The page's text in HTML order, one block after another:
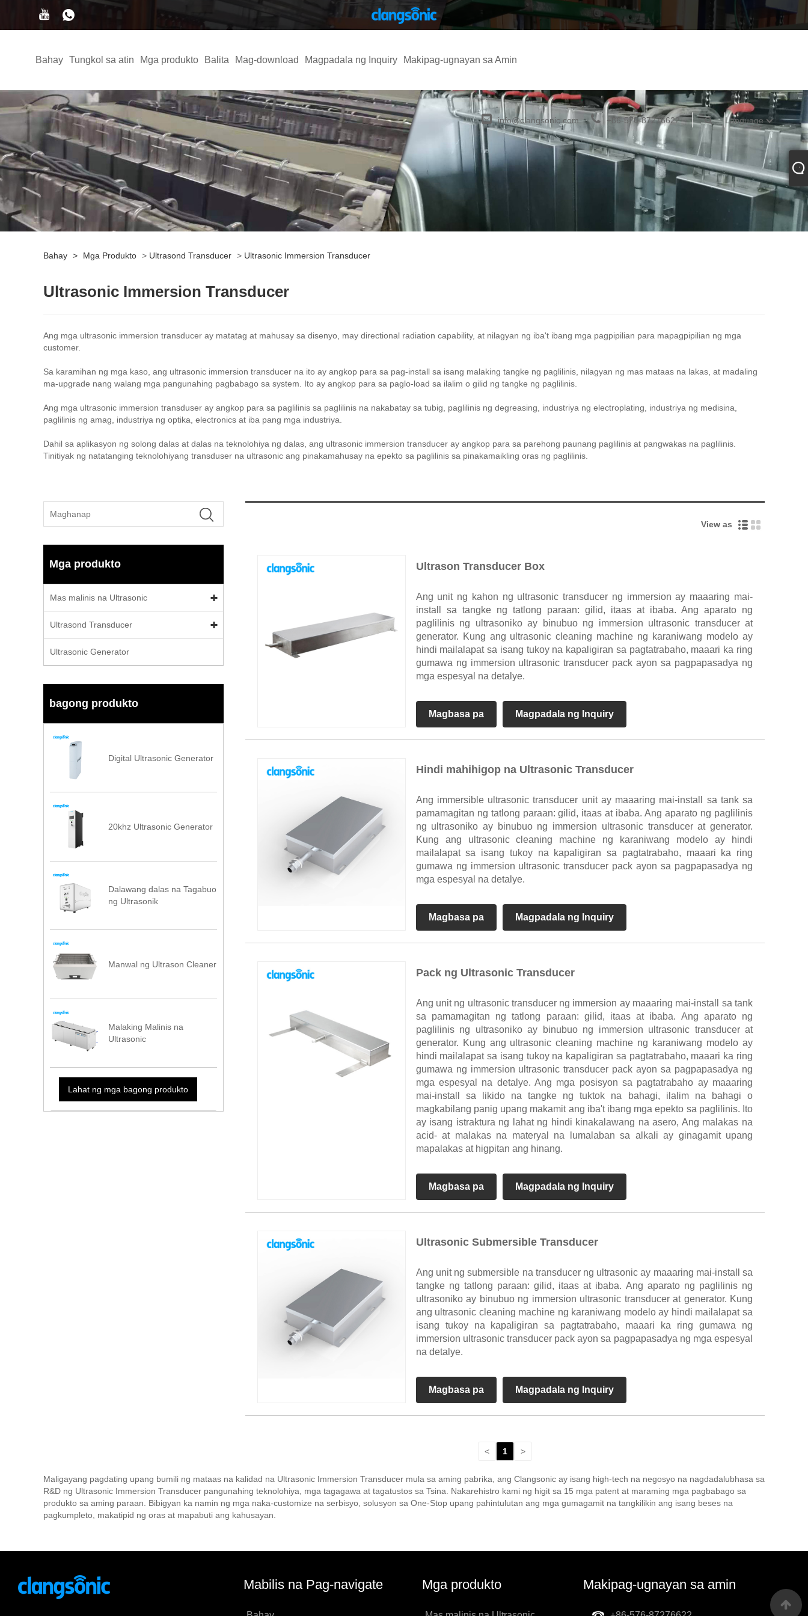
Bahay Tungkol sa atin Mga produkto Balita Mag-download Magpadala ng Inquiry Makipag-ugnayan sa Amin
info@clangsonic.com +86-576-87276622 Language
Bahay > Mga Produkto > Ultrasond Transducer > Ultrasonic Immersion Transducer
Ultrasonic Immersion Transducer
Ang mga ultrasonic immersion transducer ay matatag at mahusay sa disenyo, may directional radiation capability, at nilagyan ng iba't ibang mga pagpipilian para mapagpipilian ng mga
customer.
Sa karamihan ng mga kaso, ang ultrasonic immersion transducer na ito ay angkop para sa pag-install sa isang malaking tangke ng paglilinis, nilagyan ng mas mataas na lakas, at madaling
ma-upgrade nang walang mga pangunahing pagbabago sa system. Ito ay angkop para sa paglo-load sa ilalim o gilid ng tangke ng paglilinis.
Ang mga ultrasonic immersion transduser ay angkop para sa paglilinis sa paglilinis na nakabatay sa tubig, paglilinis ng degreasing, industriya ng electroplating, industriya ng medisina,
paglilinis ng amag, industriya ng optika, electronics at iba pang mga industriya.
Dahil sa aplikasyon ng solong dalas at dalas na teknolohiya ng dalas, ang ultrasonic immersion transducer ay angkop para sa parehong paunang paglilinis at pangwakas na paglilinis.
Tinitiyak ng natatanging teknolohiyang transduser na ultrasonic ang pinakamahusay na epekto sa paglilinis sa pinakamaikling oras ng paglilinis.
Mga produkto
Mas malinis na Ultrasonic
Ultrasond Transducer
Ultrasonic Generator
bagong produkto
Digital Ultrasonic Generator
20khz Ultrasonic Generator
Dalawang dalas na Tagabuo
ng Ultrasonik
Manwal ng Ultrason Cleaner
Malaking Malinis na
Ultrasonic
Lahat ng mga bagong produkto
View as
Ultrason Transducer Box
Ang unit ng kahon ng ultrasonic transducer ng immersion ay maaaring mai-
install sa tangke ng tatlong paraan: gilid, itaas at ibaba. Ang aparato ng
paglilinis ng ultrasoniko ay binubuo ng immersion ultrasonic transducer at
generator. Kung ang ultrasonic cleaning machine ng karaniwang modelo ay
hindi mailalapat sa isang tukoy na kapaligiran sa pagtatrabaho, maaari ka ring
gumawa ng immersion ultrasonic transducer pack ayon sa pagpapasadya ng
mga espesyal na detalye.
Magbasa pa Magpadala ng Inquiry
Hindi mahihigop na Ultrasonic Transducer
Ang immersible ultrasonic transducer unit ay maaaring mai-install sa tank sa
pamamagitan ng tatlong paraan: gilid, itaas at ibaba. Ang aparato ng paglilinis
ng ultrasoniko ay binubuo ng immersion ultrasonic transducer at generator.
Kung ang ultrasonic cleaning machine ng karaniwang modelo ay hindi
mailalapat sa isang tukoy na kapaligiran sa pagtatrabaho, maaari ka ring
gumawa ng immersion ultrasonic transducer pack ayon sa pagpapasadya ng
mga espesyal na detalye.
Magbasa pa Magpadala ng Inquiry
Pack ng Ultrasonic Transducer
Ang unit ng ultrasonic transducer ng immersion ay maaaring mai-install sa tank
sa pamamagitan ng tatlong paraan: gilid, itaas at ibaba. Ang aparato ng
paglilinis ng ultrasoniko ay binubuo ng immersion ultrasonic transducer at
generator. Kung ang ultrasonic cleaning machine ng karaniwang modelo ay
hindi mailalapat sa isang tukoy na kapaligiran sa pagtatrabaho, maaari ka ring
gumawa ng immersion ultrasonic transducer pack ayon sa pagpapasadya ng
mga espesyal na detalye. Ang mga posisyon sa pagtatrabaho ay maaaring
mai-install sa likido na tangke ng tuktok na bahagi, ilalim na bahagi o
magkabilang panig upang makamit ang iba't ibang mga epekto sa paglilinis. Ito
ay isang istraktura ng lahat ng hindi kinakalawang na asero, Ang malakas na
acid- at malakas na materyal na lumalaban sa alkali ay ginagamit upang
mapalakas at higpitan ang hinang.
Magbasa pa Magpadala ng Inquiry
Ultrasonic Submersible Transducer
Ang unit ng submersible na transducer ng ultrasonic ay maaaring mai-install sa
tangke ng tatlong paraan: gilid, itaas at ibaba. Ang aparato ng paglilinis ng
ultrasoniko ay binubuo ng immersion ultrasonic transducer at generator. Kung
ang ultrasonic cleaning machine ng karaniwang modelo ay hindi mailalapat sa
isang tukoy na kapaligiran sa pagtatrabaho, maaari ka ring gumawa ng
immersion ultrasonic transducer pack ayon sa pagpapasadya ng mga espesyal
na detalye.
Magbasa pa Magpadala ng Inquiry
< 1 >
Maligayang pagdating upang bumili ng mataas na kalidad na Ultrasonic Immersion Transducer mula sa aming pabrika, ang Clangsonic ay isang high-tech na negosyo na nagdadalubhasa sa
R&D ng Ultrasonic Immersion Transducer pangunahing teknolohiya, mga tagagawa at tagatustos sa Tsina. Nakarehistro kami ng higit sa 15 mga patent at maraming mga pagbabago sa
produkto sa aming paraan. Bibigyan ka namin ng mga naka-customize na serbisyo, solusyon sa One-Stop upang pahintulutan ang mga gumagamit na tangkilikin ang isang beses na
pagkumpleto, makatipid ng oras at mapabuti ang kahusayan.
Mabilis na Pag-navigate Mga produkto Makipag-ugnayan sa amin